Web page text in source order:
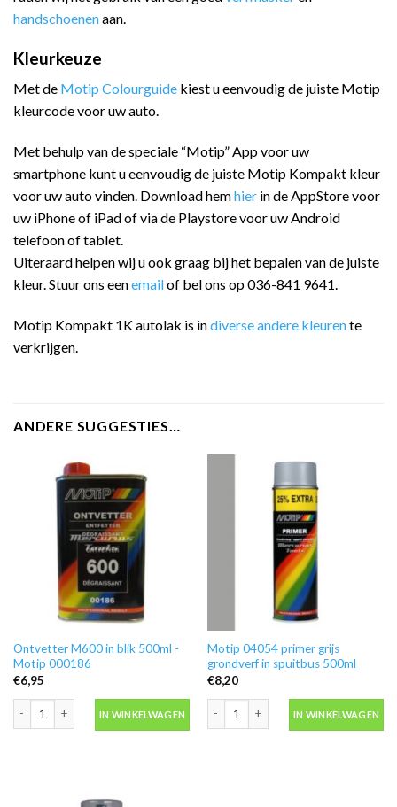
handschoenenaan.
Kleurkeuze
Met de Motip Colourguide kiest u eenvoudig de juiste Motip
kleurcode voor uw auto.
Met behulp van de speciale “Motip” App voor uw
smartphone kunt u eenvoudig de juiste Motip Kompakt kleur
voor uw auto vinden. Download hemhier in de AppStore voor
uw iPhone of iPad of via de Playstore voor uw Android
telefoon of tablet.
Uiteraard helpen wij u ook graag bij het bepalen van de juiste
kleur. Stuur ons eenemailof bel ons op 036-841 9641.
Motip Kompakt 1K autolak is indiverse andere kleurente
verkrijgen.
ANDERE SUGGESTIES…
Ontvetter M600 in blik 500ml -
Motip 000186
€6,95
IN WINKELWAGEN
Motip 04054 primer grijs
grondverf in spuitbus 500ml
€8,20
IN WINKELWAGEN